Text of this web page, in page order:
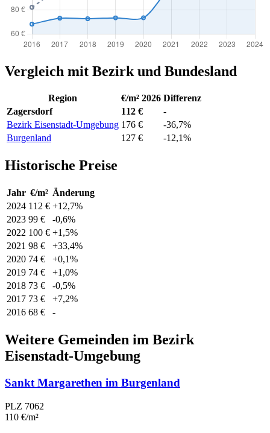
Vergleich mit Bezirk und Bundesland
Region €/m² 2026 Differenz
Zagersdorf
112 €
-
Bezirk Eisenstadt-Umgebung 176 €
-36,7%
Burgenland
127 € -12,1%
Historische Preise
Jahr €/m² Änderung
2024 112 € +12,7%
2023 99 €
-0,6%
2022 100 € +1,5%
2021 98 €
+33,4%
2020 74 €
+0,1%
2019 74 €
+1,0%
2018 73 €
-0,5%
2017 73 €
+7,2%
2016 68 € -
Weitere Gemeinden im Bezirk
Eisenstadt-Umgebung
Sankt Margarethen im Burgenland
PLZ 7062
110 €/m²